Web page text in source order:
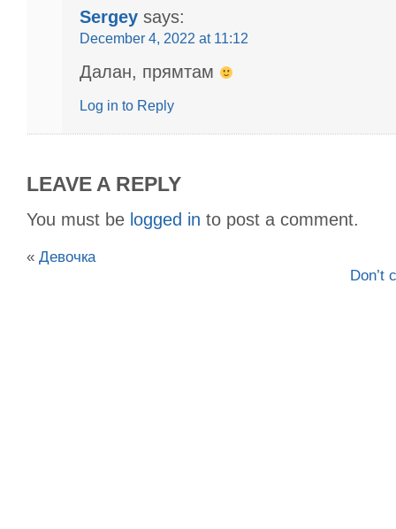
Sergey says:
December 4, 2022 at 11:12
Далан, прямтам
Log in to Reply
LEAVE A REPLY
You must be logged in to post a comment.
« Девочка
Don’t